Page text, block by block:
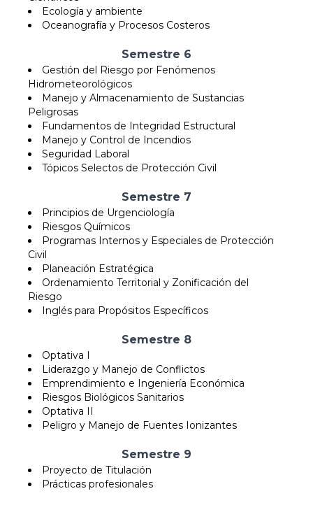
Ecología y ambiente
Oceanografía y Procesos Costeros
Semestre 6
Gestión del Riesgo por Fenómenos
Hidrometeorológicos
Manejo y Almacenamiento de Sustancias
Peligrosas
Fundamentos de Integridad Estructural
Manejo y Control de Incendios
Seguridad Laboral
Tópicos Selectos de Protección Civil
Semestre 7
Principios de Urgenciología
Riesgos Químicos
Programas Internos y Especiales de Protección
Civil
Planeación Estratégica
Ordenamiento Territorial y Zonificación del
Riesgo
Inglés para Propósitos Específicos
Semestre 8
Optativa I
Liderazgo y Manejo de Conflictos
Emprendimiento e Ingeniería Económica
Riesgos Biológicos Sanitarios
Optativa II
Peligro y Manejo de Fuentes Ionizantes
Semestre 9
Proyecto de Titulación
Prácticas profesionales